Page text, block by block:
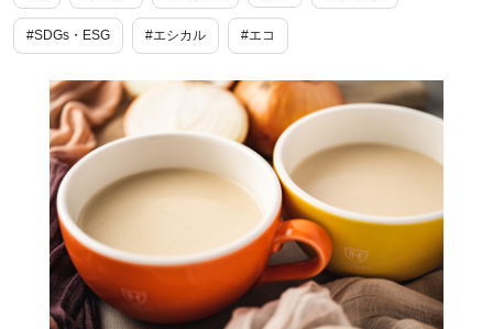
#SDGs・ESG #エシカル #エコ